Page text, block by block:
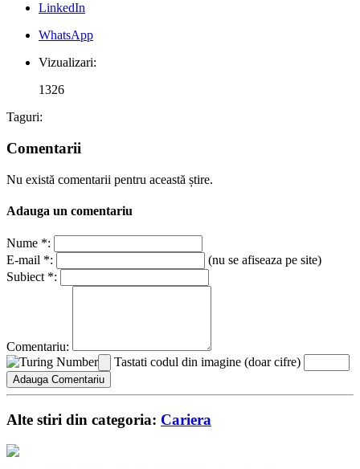
LinkedIn
WhatsApp
Vizualizari:
1326
Taguri:
Comentarii
Nu există comentarii pentru această știre.
Adauga un comentariu
Nume *:
E-mail *:
(nu se afiseaza pe site)
Subiect *:
Comentariu:
Tastati codul din imagine (doar cifre)
Alte stiri din categoria: Cariera